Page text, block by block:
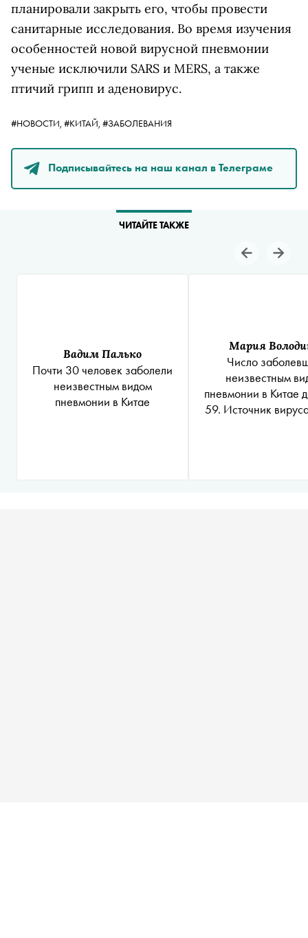
планировали закрыть его, чтобы провести
санитарные исследования. Во время изучения
особенностей новой вирусной пневмонии
ученые исключили SARS и MERS, а также
птичий грипп и аденовирус.
#НОВОСТИ, #КИТАЙ, #ЗАБОЛЕВАНИЯ
Подписывайтесь на наш канал в Телеграме
ЧИТАЙТЕ ТАКЖЕ
Вадим Палько
Почти 30 человек заболели
неизвестным видом
пневмонии в Китае
Мария
Число
неизвестным
пневмонии в Китае
59. Источник